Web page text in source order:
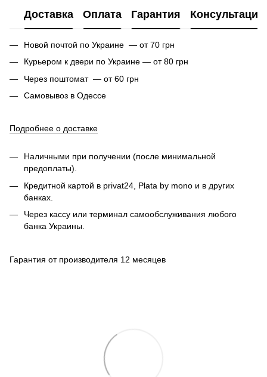
Доставка Оплата Гарантия Консультация
Новой почтой по Украине — от 70 грн
Курьером к двери по Украине — от 80 грн
Через поштомат — от 60 грн
Самовывоз в Одессе
Подробнее о доставке
Наличными при получении (после минимальной
предоплаты).
Кредитной картой в privat24, Plata by mono и в других
банках.
Через кассу или терминал самообслуживания любого
банка Украины.
Гарантия от производителя 12 месяцев